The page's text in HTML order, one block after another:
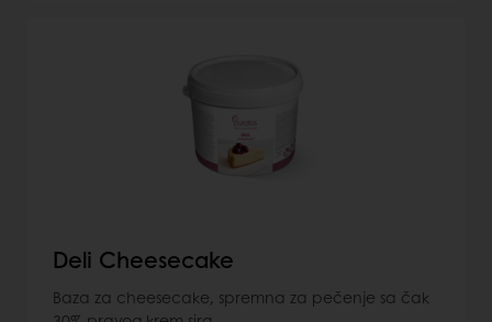
Deli Cheesecake
Baza za cheesecake, spremna za pečenje sa čak